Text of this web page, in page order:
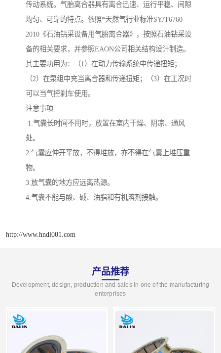
传动系统。气胎离合器具有离合迅速、运行平稳、间隙
均匀、可靠的特点。依照*天然气行业标准SY/T6760-
2010《石油钻采设备用气胎离合器》，按照石油钻采设
备的相关要求，并参照EAON公司相关结构设计制造。
其主要功用为：（1）在动力传输系统中传递扭矩；
（2）在泵组中充当离合器和传递扭矩；（3）在工况时
可以当气控刹车使用。
注意事项
1.气囊长时间不用时，放置在室内干燥、阴凉、通风
处。
2.气囊应伸开平放，不得堆放，亦不得在气囊上堆压重
物。
3.放气囊的地方应远离热源。
4.气囊不能与酸、碱、油脂和有机溶剂接触。
http://www.hndl001.com
产品推荐
Development, design, production and sales in one of the manufacturing
enterprises